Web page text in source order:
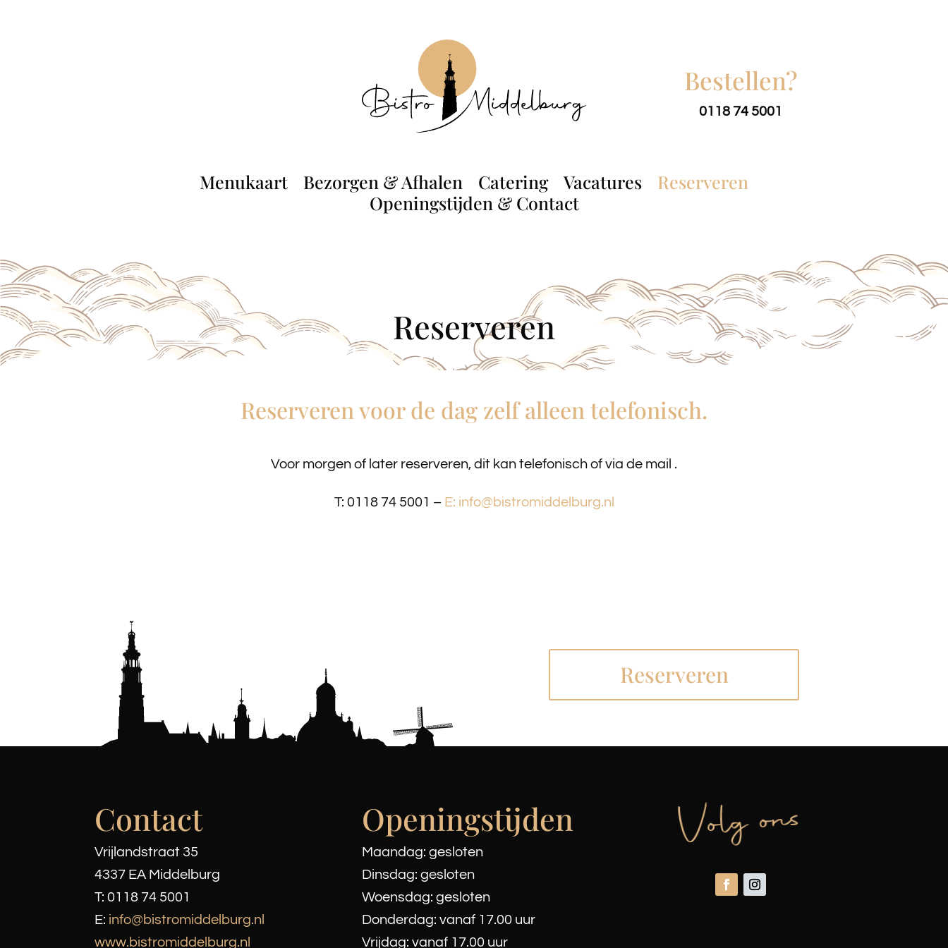
Bestellen?
0118 74 5001
Menukaart Bezorgen & Afhalen Catering Vacatures
Reserveren
Openingstijden & Contact
Reserveren
Reserveren voor de dag zelf alleen telefonisch.
Voor morgen of later reserveren, dit kan telefonisch of via de mail .
T: 0118 74 5001 – E: info@bistromiddelburg.nl
Reserveren
Contact
Vrijlandstraat 35
4337 EA Middelburg
T:0118 74 5001
E: info@bistromiddelburg.nl
www.bistromiddelburg.nl
Openingstijden
Maandag: gesloten
Dinsdag: gesloten
Woensdag: gesloten
Donderdag: vanaf 17.00 uur
Vrijdag: vanaf 17.00 uur
Volg ons